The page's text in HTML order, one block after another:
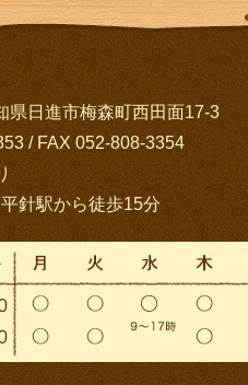
県日進市梅森町西田面17-3
/ FAX 052-808-3354
針駅から徒歩15分